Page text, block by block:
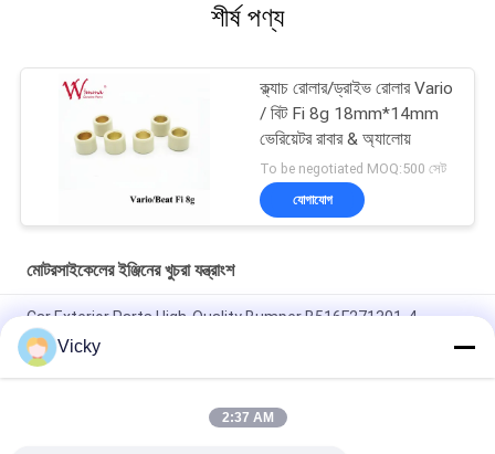
শীর্ষ পণ্য
ক্ল্যাচ রোলার/ড্রাইভ রোলার Vario
/ বিট Fi 8g 18mm*14mm
ভেরিয়েটর রাবার & অ্যালোয়
To be negotiated MOQ:500 সেট
যোগাযোগ
মোটরসাইকেলের ইঞ্জিনের খুচরা যন্ত্রাংশ
Car Exterior Parts High-Quality Bumper B516F271301-4
CHANAN OSHAN​ Z6 Starry White
স্টার্টার মোটর হন্ডা EX5 মোটরসাইকেল ইঞ্জিন খুচরা যন্ত্রাংশ সস্তা পাইকারি উচ্চ পারফরম্যান্স
Vicky
2:37 AM